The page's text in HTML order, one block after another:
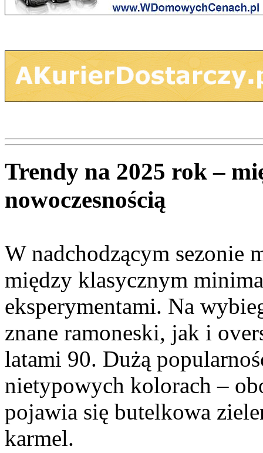
Trendy na 2025 rok –
nowoczesnością
W nadchodzącym sezonie
między klasycznym
eksperymentami. Na
znane ramoneski, jak i
latami 90. Dużą
nietypowych kolorach –
pojawia się butelkowa
karmel.